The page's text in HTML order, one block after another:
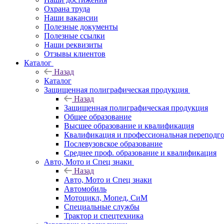
Охрана труда
Наши вакансии
Полезные документы
Полезные ссылки
Наши реквизиты
Отзывы клиентов
Каталог
Назад
Каталог
Защищенная полиграфическая продукция
Назад
Защищенная полиграфическая продукция
Общее образование
Высшее образование и квалификация
Квалификация и профессиональная
Послевузовское образование
Среднее проф. образование и квалификация
Авто, Мото и Спец знаки
Назад
Авто, Мото и Спец знаки
Автомобиль
Мотоцикл, Мопед, СиМ
Специальные службы
Трактор и спецтехника